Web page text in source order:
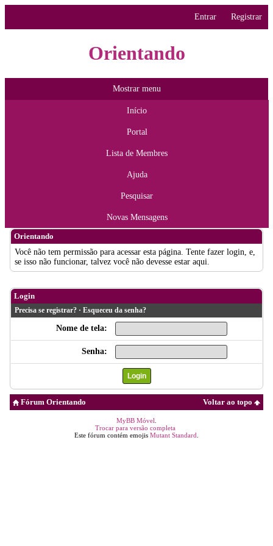
Entrar Registrar
Orientando
Mostrar menu
Início
Portal
Lista de Membres
Ajuda
Pesquisar
Novas Mensagens
Orientando
Você não tem permissão para acessar esta página. Tente fazer login, e,
se isso não funcionar, talvez você não devesse estar aqui.
Login
Precisa se registrar? · Esqueceu da senha?
Nome de tela:
Senha:
Voltar ao topo
Fórum Orientando
MyBB Móvel
Trocar para versão completa
Este fórum contém emojis Mutant Standard